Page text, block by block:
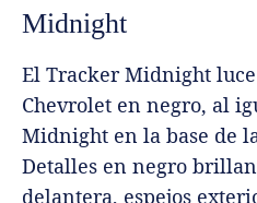
Midnight
El Tracker Midnight
Chevrolet en negro, al
Midnight en la base de
Detalles en negro
delantera, espejos